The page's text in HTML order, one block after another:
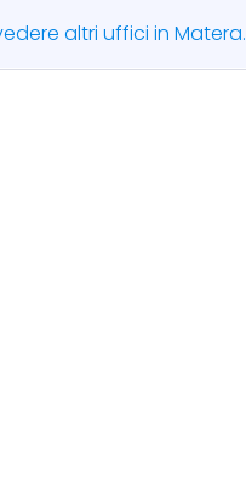
altri uffici in Matera.